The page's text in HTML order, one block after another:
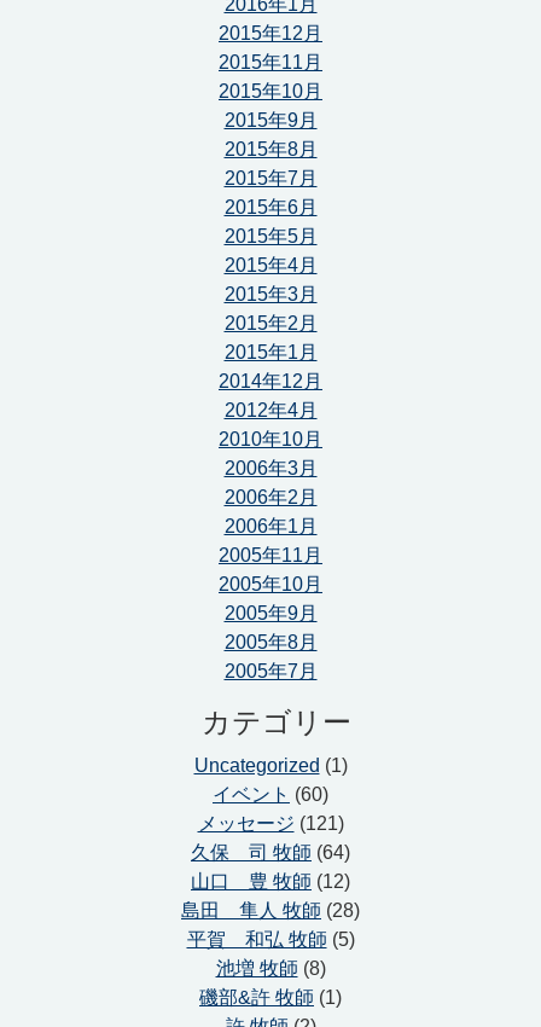
2016年1月
2015年12月
2015年11月
2015年10月
2015年9月
2015年8月
2015年7月
2015年6月
2015年5月
2015年4月
2015年3月
2015年2月
2015年1月
2014年12月
2012年4月
2010年10月
2006年3月
2006年2月
2006年1月
2005年11月
2005年10月
2005年9月
2005年8月
2005年7月
カテゴリー
Uncategorized (1)
イベント (60)
メッセージ (121)
久保 司 牧師 (64)
山口 豊 牧師 (12)
島田 隼人 牧師 (28)
平賀 和弘 牧師 (5)
池増 牧師 (8)
磯部&許 牧師 (1)